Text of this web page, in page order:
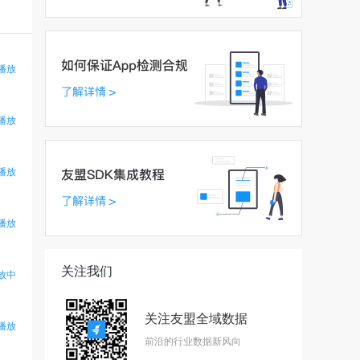
15. 数据使用——报表与服务中的流程与概念
16. 数据使用——代表性的数据分析方式
17. 数据科学中的重要概念与流程
18. 数据科学——数据探索与数据整理
19. 数据科学——数据建模与模型分析
放
放
放
放
中
放
关注我们
关注友盟全域数据
前沿的行业数据新风向